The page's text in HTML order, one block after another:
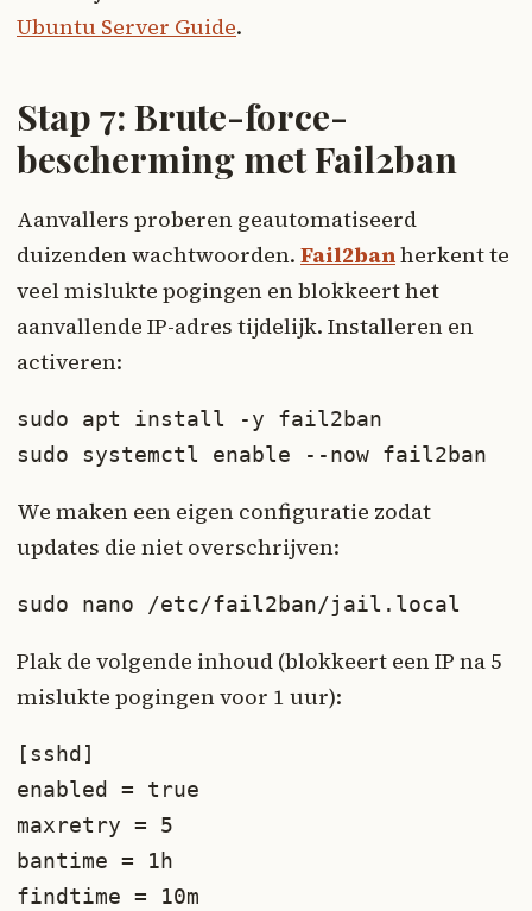
Ubuntu Server Guide.
Stap 7: Brute-force-
bescherming met Fail2ban
Aanvallers proberen geautomatiseerd
duizenden wachtwoorden. Fail2banherkent te
veel mislukte pogingen en blokkeert het
aanvallende IP-adres tijdelijk. Installeren en
activeren:
sudo apt install -y fail2ban
sudo systemctl enable --now fail2ban
We maken een eigen configuratie zodat
updates die niet overschrijven:
sudo nano /etc/fail2ban/jail.local
Plak de volgende inhoud (blokkeert een IP na 5
mislukte pogingen voor 1 uur):
[sshd]
enabled = true
maxretry = 5
bantime = 1h
findtime = 10m